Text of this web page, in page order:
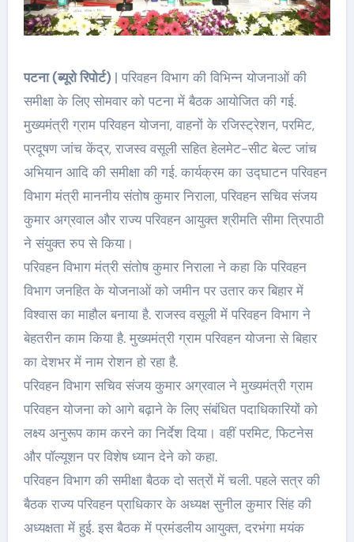
पटना (ब्यूरो रिपोर्ट) | परिवहन विभाग की विभिन्न योजनाओं की
समीक्षा के लिए सोमवार को पटना में बैठक आयोजित की गई.
मुख्यमंत्री ग्राम परिवहन योजना, वाहनों के रजिस्ट्रेशन, परमिट,
प्रदूषण जांच केंद्र, राजस्व वसूली सहित हेलमेट-सीट बेल्ट जांच
अभियान आदि की समीक्षा की गई. कार्यक्रम का उद्घाटन परिवहन
विभाग मंत्री माननीय संतोष कुमार निराला, परिवहन सचिव संजय
कुमार अग्रवाल और राज्य परिवहन आयुक्त श्रीमति सीमा त्रिपाठी
ने संयुक्त रुप से किया।
परिवहन विभाग मंत्री संतोष कुमार निराला ने कहा कि परिवहन
विभाग जनहित के योजनाओं को जमीन पर उतार कर बिहार में
विश्वास का माहौल बनाया है. राजस्व वसूली में परिवहन विभाग ने
बेहतरीन काम किया है. मुख्यमंत्री ग्राम परिवहन योजना से बिहार
का देशभर में नाम रोशन हो रहा है.
परिवहन विभाग सचिव संजय कुमार अग्रवाल ने मुख्यमंत्री ग्राम
परिवहन योजना को आगे बढ़ाने के लिए संबंधित पदाधिकारियों को
लक्ष्य अनुरूप काम करने का निर्देश दिया। वहीं परमिट, फिटनेस
और पॉल्यूशन पर विशेष ध्यान देने को कहा.
परिवहन विभाग की समीक्षा बैठक दो सत्रों में चली. पहले सत्र की
बैठक राज्य परिवहन प्राधिकार के अध्यक्ष सुनील कुमार सिंह की
अध्यक्षता में हुई. इस बैठक में प्रमंडलीय आयुक्त, दरभंगा मयंक